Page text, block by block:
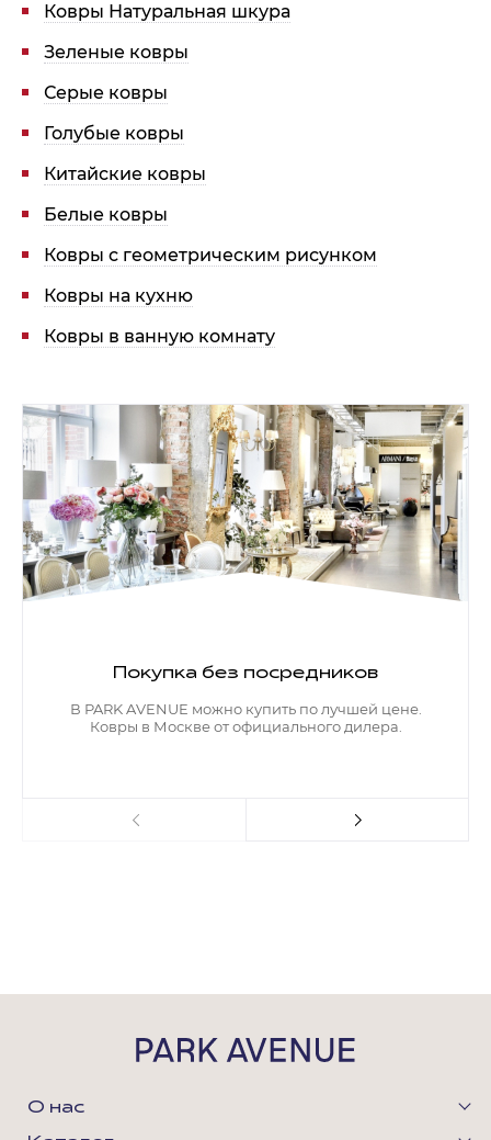
Ковры Натуральная шкура
Зеленые ковры
Серые ковры
Голубые ковры
Китайские ковры
Белые ковры
Ковры с геометрическим рисунком
Ковры на кухню
Ковры в ванную комнату
Покупка без посредников
В PARK AVENUE можно купить по лучшей цене.
Ковры в Москве от официального дилера.
О нас